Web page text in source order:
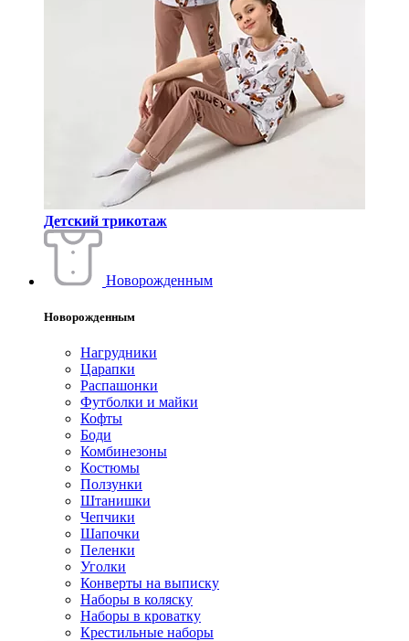
Детский трикотаж
Новорожденным
Новорожденным
Нагрудники
Царапки
Распашонки
Футболки и майки
Кофты
Боди
Комбинезоны
Костюмы
Ползунки
Штанишки
Чепчики
Шапочки
Пеленки
Уголки
Конверты на выписку
Наборы в коляску
Наборы в кроватку
Крестильные наборы